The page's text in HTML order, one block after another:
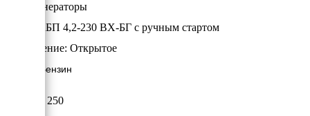
Бензогенераторы
Вепрь АБП 4,2-230 ВХ-БГ с ручным стартом
Исполнение: Открытое
3.9 кВт/Бензин
87 250